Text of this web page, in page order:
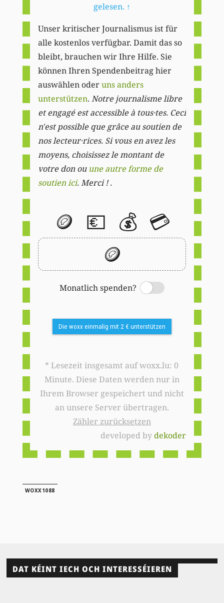
gelesen. ↑
Unser kritischer Journalismus ist für
alle kostenlos verfügbar. Damit das so
bleibt, brauchen wir Ihre Hilfe. Sie
können Ihren Spendenbeitrag hier
auswählen oderuns anders
unterstützen. Notre journalisme libre
et engagé est accessible à tous·tes. Ceci
n'est possible que grâce au soutien de
nos lecteur·rices. Si vous en avez les
moyens, choisissez le montant de
votre don ou une autre forme de
soutien ici. Merci ! .
🪙 💶 💰 💳
🪙
Monatlich spenden?
Switch
Die woxx einmalig mit 2 € unterstützen
* Lesezeit insgesamt auf woxx.lu: 0
Minute. Diese Daten werden nur in
Ihrem Browser gespeichert und nicht
an unsere Server übertragen.
Zähler zurücksetzen
developed bydekoder
WOXX1088
DAT KÉINT IECH OCH INTERESSÉIEREN